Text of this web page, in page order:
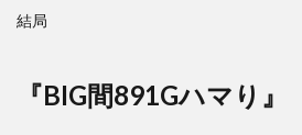
結局
『BIG間891Gハマり』